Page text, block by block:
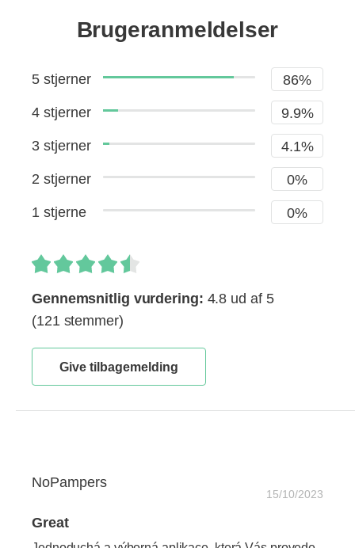
Brugeranmeldelser
5 stjerner 86%
4 stjerner 9.9%
3 stjerner 4.1%
2 stjerner 0%
1 stjerne 0%
Gennemsnitlig vurdering: 4.8 ud af 5
(121 stemmer)
Give tilbagemelding
NoPampers
15/10/2023
Great